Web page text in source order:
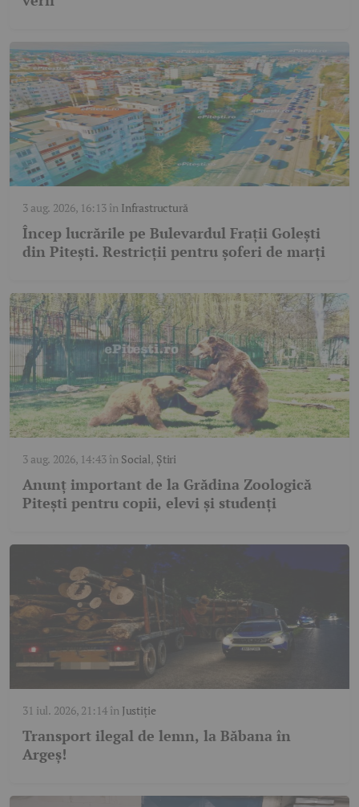
3 aug. 2026, 16:13în Infrastructură
Încep lucrările pe Bulevardul Frații Golești
din Pitești. Restricții pentru șoferi de marți
3 aug. 2026, 14:43în Social, Știri
Anunț important de la Grădina Zoologică
Pitești pentru copii, elevi și studenți
31 iul. 2026, 21:14în Justiție
Transport ilegal de lemn, la Băbana în
Argeș!